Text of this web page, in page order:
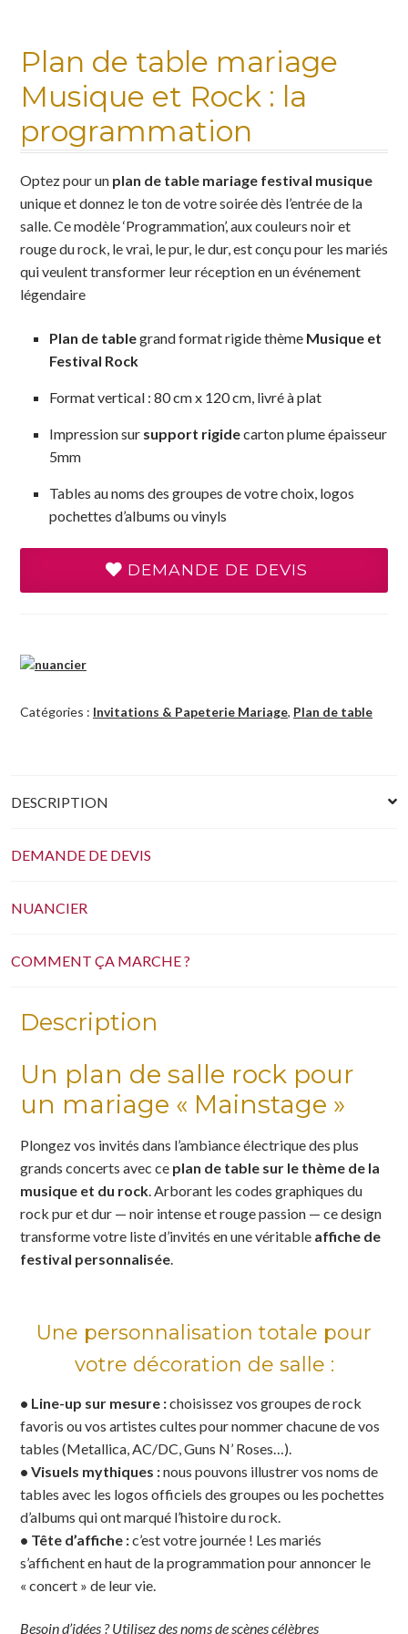
Panier
Politique de confidentialité
Test instagram
Validation de la commande
Plan de table mariage
Musique et Rock : la
programmation
Optez pour un plan de table mariage festival musique
unique et donnez le ton de votre soirée dès l’entrée de la
salle. Ce modèle ‘Programmation’, aux couleurs noir et
rouge du rock, le vrai, le pur, le dur, est conçu pour les mariés
qui veulent transformer leur réception en un événement
légendaire
Plan de tablegrand format rigide thème Musique et
Festival Rock
Format vertical : 80 cm x 120 cm, livré à plat
Impression sur support rigidecarton plume épaisseur
5mm
Tables au noms des groupes de votre choix, logos
pochettes d’albums ou vinyls
DEMANDE DE DEVIS
Catégories : Invitations & Papeterie Mariage, Plan de table
DESCRIPTION
DEMANDE DE DEVIS
NUANCIER
COMMENT ÇA MARCHE ?
Description
Un plan de salle rock pour
un mariage « Mainstage »
Plongez vos invités dans l’ambiance électrique des plus
grands concerts avec ce plan de table sur le thème de la
musique et du rock. Arborant les codes graphiques du
rock pur et dur — noir intense et rouge passion — ce design
transforme votre liste d’invités en une véritable affiche de
festival personnalisée.
Une personnalisation totale pour
votre décoration de salle :
• Line-up sur mesure :choisissez vos groupes de rock
favoris ou vos artistes cultes pour nommer chacune de vos
tables (Metallica, AC/DC, Guns N’ Roses…).
• Visuels mythiques :nous pouvons illustrer vos noms de
tables avec les logos officiels des groupes ou les pochettes
d’albums qui ont marqué l’histoire du rock.
• Tête d’affiche :c’est votre journée ! Les mariés
s’affichent en haut de la programmation pour annoncer le
« concert » de leur vie.
Besoin d’idées ? Utilisez des noms de scènes célèbres